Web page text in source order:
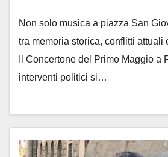
Non solo musica a piazza San
tra memoria storica, conflitti attuali
Il Concertone del Primo Maggio a
interventi politici si…